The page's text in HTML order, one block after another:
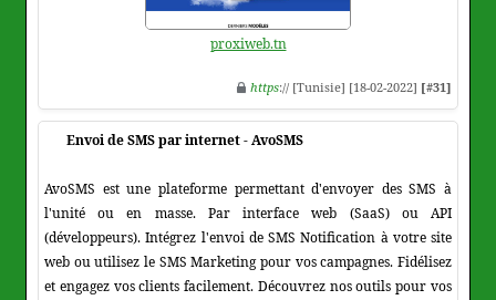
proxiweb.tn
https:// [Tunisie] [18-02-2022] [#31]
Envoi de SMS par internet - AvoSMS
AvoSMS est une plateforme permettant d'envoyer des SMS à
l'unité ou en masse. Par interface web (SaaS) ou API
(développeurs). Intégrez l'envoi de SMS Notification à votre site
web ou utilisez le SMS Marketing pour vos campagnes. Fidélisez
et engagez vos clients facilement. Découvrez nos outils pour vos